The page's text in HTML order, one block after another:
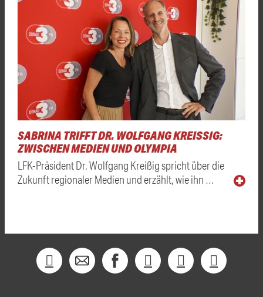
SABRINA TRIFFT DR. WOLFGANG KREISSIG: Z
WISCHEN MEDIEN UND OLYMPIA
LFK-Präsident Dr. Wolfgang Kreißig spricht über die
Zukunft regionaler Medien und erzählt, wie ihn …